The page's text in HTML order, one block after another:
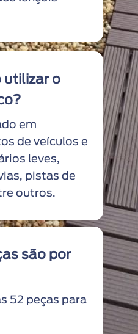
utilizar o
em
de veículos e
leves,
pistas de
outros.
são por
52 peças para